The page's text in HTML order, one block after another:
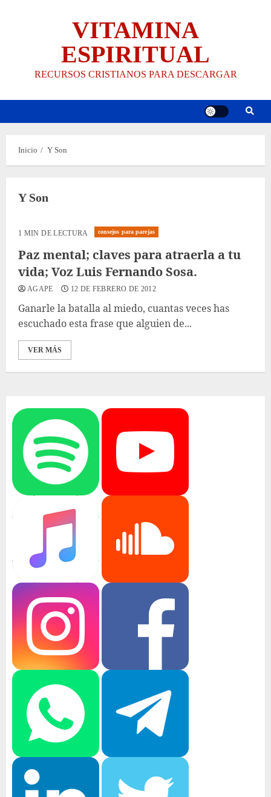
VITAMINA
ESPIRITUAL
RECURSOS CRISTIANOS PARA DESCARGAR
Inicio Y Son
Y Son
1 MIN DE LECTURA consejos para parejas
Paz mental; claves para atraerla a tu
vida; Voz Luis Fernando Sosa.
AGAPE 12 DE FEBRERO DE 2012
Ganarle la batalla al miedo, cuantas veces has
escuchado esta frase que alguien de...
VER MÁS